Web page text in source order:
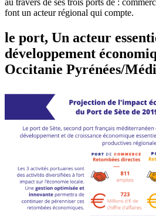
au travers de ses trois ports de :
font un acteur régional qui compte.
le port, Un acteur
développement
Occitanie Pyrénées/